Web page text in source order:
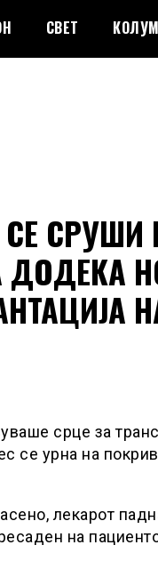
СВЕТ
СРУШИ
срце за
се урна на
лекарот
на